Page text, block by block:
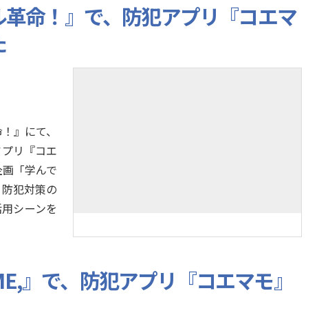
命！』で、防犯アプリ『コエマ
』にて、
リ『コエ
「学んで
犯対策の
シーンを
』で、防犯アプリ『コエマモ』